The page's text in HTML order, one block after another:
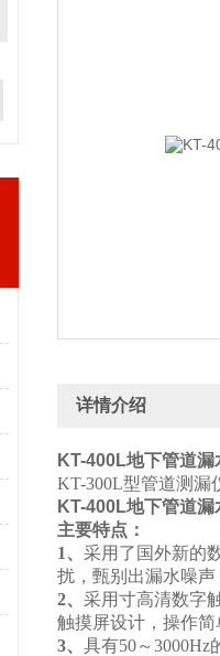
详情介绍
KT-400L地下管道漏
KT-300L型管道测
KT-400L地下管道漏
主要特点：
1、 采用了国外新的
扰，甄别出漏水噪
2、 采用寸高清数字
触摸屏设计，操作
3、 具有50～